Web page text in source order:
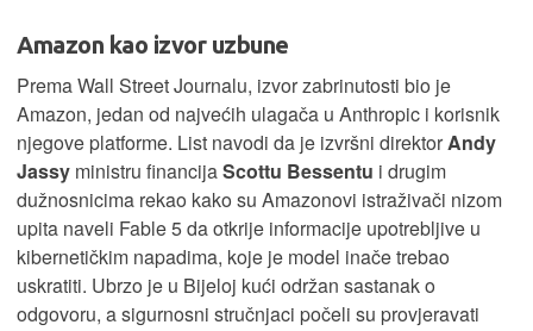
Amazon kao izvor uzbune
Prema Wall Street Journalu, izvor zabrinutosti bio je
Amazon, jedan od najvećih ulagača u Anthropic i korisnik
njegove platforme. List navodi da je izvršni direktorAndy
Jassy ministru financijaScottu Bessentu i drugim
dužnosnicima rekao kako su Amazonovi istraživači nizom
upita naveli Fable 5 da otkrije informacije upotrebljive u
kibernetičkim napadima, koje je model inače trebao
uskratiti. Ubrzo je u Bijeloj kući održan sastanak o
odgovoru, a sigurnosni stručnjaci počeli su provjeravati